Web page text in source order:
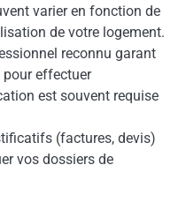
varier en fonction de
de votre logement.
reconnu garant
pour effectuer
est souvent requise
(factures, devis)
vos dossiers de